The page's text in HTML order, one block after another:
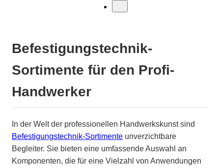
Befestigungstechnik-
Sortimente für den Profi-
Handwerker
In der Welt der professionellen Handwerkskunst sind
Befestigungstechnik-Sortimente unverzichtbare
Begleiter. Sie bieten eine umfassende Auswahl an
Komponenten, die für eine Vielzahl von Anwendungen